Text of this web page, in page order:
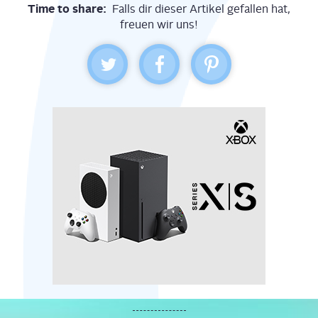
Time to share: Falls dir dieser Artikel gefallen hat,
freuen wir uns!